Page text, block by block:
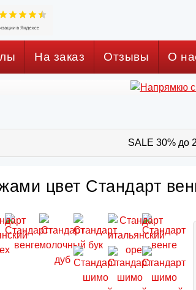
На заказ Отзывы О
SALE 30% до
цвет Стандарт